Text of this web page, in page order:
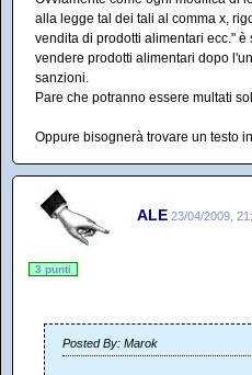
alla legge tal dei tali al comma x,
vendita di prodotti alimentari ecc." è
vendere prodotti alimentari dopo
sanzioni.
Pare che potranno essere multati
Oppure bisognerà trovare un testo
ALE 23/04/2009,
3 punti
Posted By: Marok